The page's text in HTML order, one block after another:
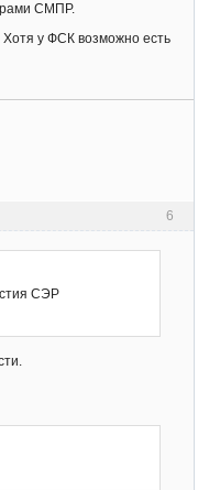
СМПР.
Хотя у ФСК возможно есть
6
СЭР